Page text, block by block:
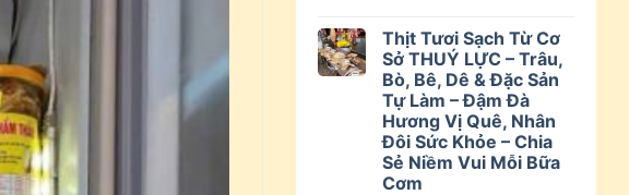
Thịt Tươi Sạch Từ Cơ
Sở THUÝ LỰC – Trâu,
Bò, Bê, Dê & Đặc Sản
Tự Làm – Đậm Đà
Hương Vị Quê, Nhân
Đôi Sức Khỏe – Chia
Sẻ Niềm Vui Mỗi Bữa
Cơm